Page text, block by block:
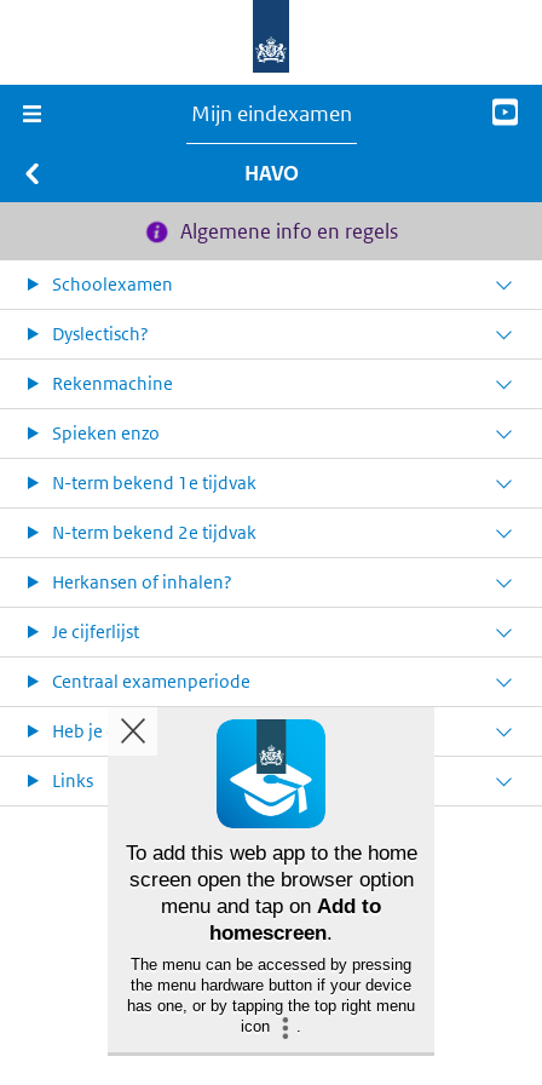
Mijn eindexamen
HAVO
Algemene info en regels
Schoolexamen
Dyslectisch?
Rekenmachine
Spieken enzo
N-term bekend 1e tijdvak
N-term bekend 2e tijdvak
Herkansen of inhalen?
Je cijferlijst
Centraal examenperiode
Heb je een klacht?
Links
To add this web app to the home
screen open the browser option
menu and tap on Add to
homescreen.
The menu can be accessed by pressing
the menu hardware button if your device
has one, or by tapping the top right menu
icon
.